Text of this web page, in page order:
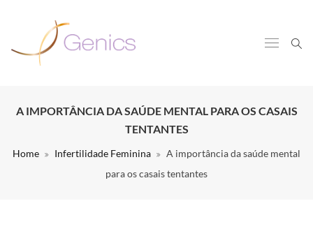
A IMPORTÂNCIA DA SAÚDE MENTAL PARA OS CASAIS
TENTANTES
Home Infertilidade Feminina
A importância da saúde mental
para os casais tentantes